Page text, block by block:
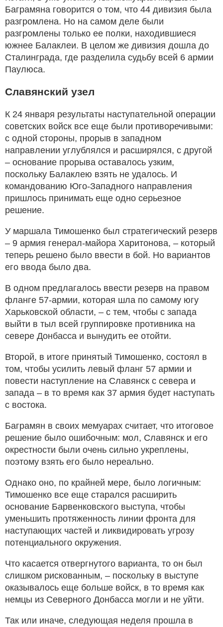
Баграмяна говорится о том, что 44 дивизия была
разгромлена. Но на самом деле были
разгромлены только ее полки, находившиеся
южнее Балаклеи. В целом же дивизия дошла до
Сталинграда, где разделила судьбу всей 6 армии
Паулюса.
Славянский узел
К 24 января результаты наступательной операции
советских войск все еще были противоречивыми:
с одной стороны, прорыв в западном
направлении углублялся и расширялся, с другой
– основание прорыва оставалось узким,
поскольку Балаклею взять не удалось. И
командованию Юго-Западного направления
пришлось принимать еще одно серьезное
решение.
У маршала Тимошенко был стратегический резерв
– 9 армия генерал-майора Харитонова, – который
теперь решено было ввести в бой. Но вариантов
его ввода было два.
В одном предлагалось ввести резерв на правом
фланге 57-армии, которая шла по самому югу
Харьковской области, – с тем, чтобы с запада
выйти в тыл всей группировке противника на
севере Донбасса и вынудить ее отойти.
Второй, в итоге принятый Тимошенко, состоял в
том, чтобы усилить левый фланг 57 армии и
повести наступление на Славянск с севера и
запада – в то время как 37 армия будет наступать
с востока.
Баграмян в своих мемуарах считает, что итоговое
решение было ошибочным: мол, Славянск и его
окрестности были очень сильно укреплены,
поэтому взять его было нереально.
Однако оно, по крайней мере, было логичным:
Тимошенко все еще старался расширить
основание Барвенковского выступа, чтобы
уменьшить протяженность линии фронта для
наступающих частей и ликвидировать угрозу
потенциального окружения.
Что касается отвергнутого варианта, то он был
слишком рискованным, – поскольку в выступе
оказывалось еще больше войск, в то время как
немцы из Северного Донбасса могли и не уйти.
Так или иначе, следующая неделя прошла в